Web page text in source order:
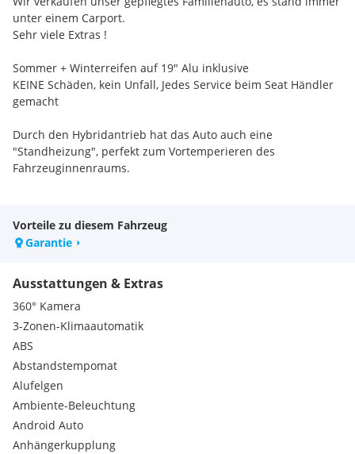
unter einem Carport.
Sehr viele Extras !
Sommer + Winterreifen auf 19" Alu inklusive
KEINE Schäden, kein Unfall, Jedes Service beim Seat Händler
gemacht
Durch den Hybridantrieb hat das Auto auch eine
"Standheizung", perfekt zum Vortemperieren des
Fahrzeuginnenraums.
Serienausstattungen:
* Müdigkeitserkennung, Multikollisionsbremse,
* Digitaler Radioempfang (DAB)
* Außenspiegel und Türgriffe in Wagenfarbe
* LED Rückleuchten + Voll-LED Scheinwerfer
* Scheiben abgedunkelt ab B-Säule
* 5 Jahre/100.000 km SEAT Garantie inklusive!
* Beifahrersitz umlegbar
* Elektronische Parkbremse mit Auto-Hold-Funktion
* Kindersitzverankerungen für i-Size & 2 x Top Tether, ISOFIX
* Klapptische & Taschen an den Rückseiten der Vordersitze
* Ladekabel für die Haushaltssteckdose (Notladekabel)
Vorteile zu diesem Fahrzeug
Garantie
Ausstattungen & Extras
360° Kamera
3-Zonen-Klimaautomatik
ABS
Abstandstempomat
Alufelgen
Ambiente-Beleuchtung
Android Auto
Anhängerkupplung